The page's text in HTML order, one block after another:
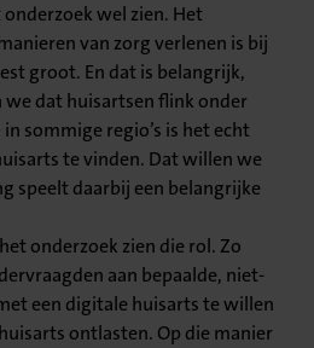
wel zien. Het
van zorg verlenen is bij
groot. En dat is belangrijk,
dat huisartsen flink onder
sommige regio’s is het echt
te vinden. Dat willen we
speelt daarbij een belangrijke
onderzoek zien die rol. Zo
aan bepaalde, niet-
een digitale huisarts te willen
ontlasten. Op die manier